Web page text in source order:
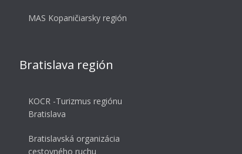
MAS Kopaničiarsky región
Bratislava región
KOCR -Turizmus regiónu
Bratislava
Bratislavská organizácia
cestovného ruchu